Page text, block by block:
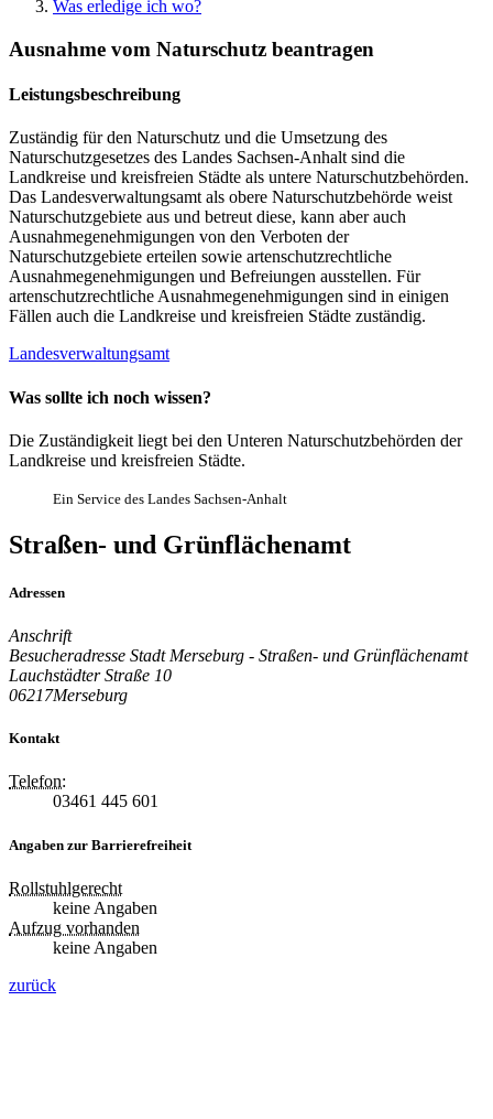
Was erledige ich wo?
Ausnahme vom Naturschutz beantragen
Leistungsbeschreibung
Zuständig für den Naturschutz und die Umsetzung des
Naturschutzgesetzes des Landes Sachsen-Anhalt sind die
Landkreise und kreisfreien Städte als untere Naturschutzbehörden.
Das Landesverwaltungsamt als obere Naturschutzbehörde weist
Naturschutzgebiete aus und betreut diese, kann aber auch
Ausnahmegenehmigungen von den Verboten der
Naturschutzgebiete erteilen sowie artenschutzrechtliche
Ausnahmegenehmigungen und Befreiungen ausstellen. Für
artenschutzrechtliche Ausnahmegenehmigungen sind in einigen
Fällen auch die Landkreise und kreisfreien Städte zuständig.
Landesverwaltungsamt
Was sollte ich noch wissen?
Die Zuständigkeit liegt bei den Unteren Naturschutzbehörden der
Landkreise und kreisfreien Städte.
Ein Service des Landes Sachsen-Anhalt
Straßen- und Grünflächenamt
Adressen
Anschrift
Besucheradresse Stadt Merseburg - Straßen- und Grünflächenamt
Lauchstädter Straße 10
06217Merseburg
Kontakt
Telefon:
03461 445 601
Angaben zur Barrierefreiheit
Rollstuhlgerecht
keine Angaben
Aufzug vorhanden
keine Angaben
zurück